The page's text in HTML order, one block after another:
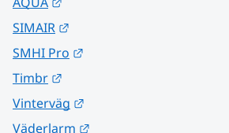
SIMAIR
SMHI Pro
Timbr
Vinterväg
Väderlarm